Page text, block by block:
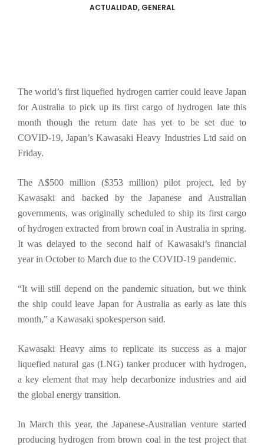
ACTUALIDAD, GENERAL
The world’s first liquefied hydrogen carrier could leave Japan
for Australia to pick up its first cargo of hydrogen late this
month though the return date has yet to be set due to
COVID-19, Japan’s Kawasaki Heavy Industries Ltd said on
Friday.
The A$500 million ($353 million) pilot project, led by
Kawasaki and backed by the Japanese and Australian
governments, was originally scheduled to ship its first cargo
of hydrogen extracted from brown coal in Australia in spring.
It was delayed to the second half of Kawasaki’s financial
year in October to March due to the COVID-19 pandemic.
“It will still depend on the pandemic situation, but we think
the ship could leave Japan for Australia as early as late this
month,” a Kawasaki spokesperson said.
Kawasaki Heavy aims to replicate its success as a major
liquefied natural gas (LNG) tanker producer with hydrogen,
a key element that may help decarbonize industries and aid
the global energy transition.
In March this year, the Japanese-Australian venture started
producing hydrogen from brown coal in the test project that